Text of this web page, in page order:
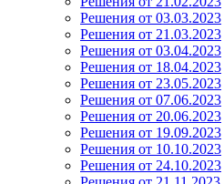
Решения от 03.03.2023
Решения от 21.03.2023
Решения от 03.04.2023
Решения от 18.04.2023
Решения от 23.05.2023
Решения от 07.06.2023
Решения от 20.06.2023
Решения от 19.09.2023
Решения от 10.10.2023
Решения от 24.10.2023